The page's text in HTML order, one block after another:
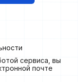
сервиса, вы
почте